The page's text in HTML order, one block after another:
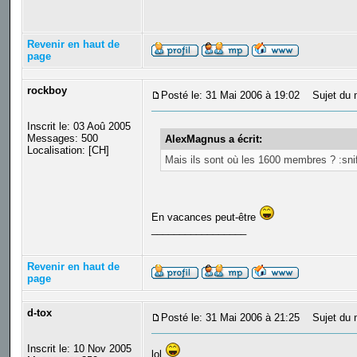
Revenir en haut de
page
rockboy
Inscrit le: 03 Aoû 2005
Messages: 500
Localisation: [CH]
Posté le: 31 Mai 2006 à 19:02 Sujet du
AlexMagnus a écrit:
Mais ils sont où les 1600 membres ?
En vacances peut-être
Revenir en haut de
page
d-tox
Inscrit le: 10 Nov 2005
Posté le: 31 Mai 2006 à 21:25 Sujet du
lol